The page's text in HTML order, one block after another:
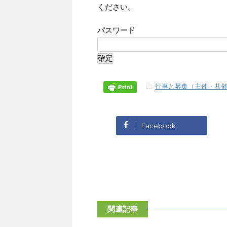
ください。
パスワード
-行事と募集（主催・共
Facebook
関連記事